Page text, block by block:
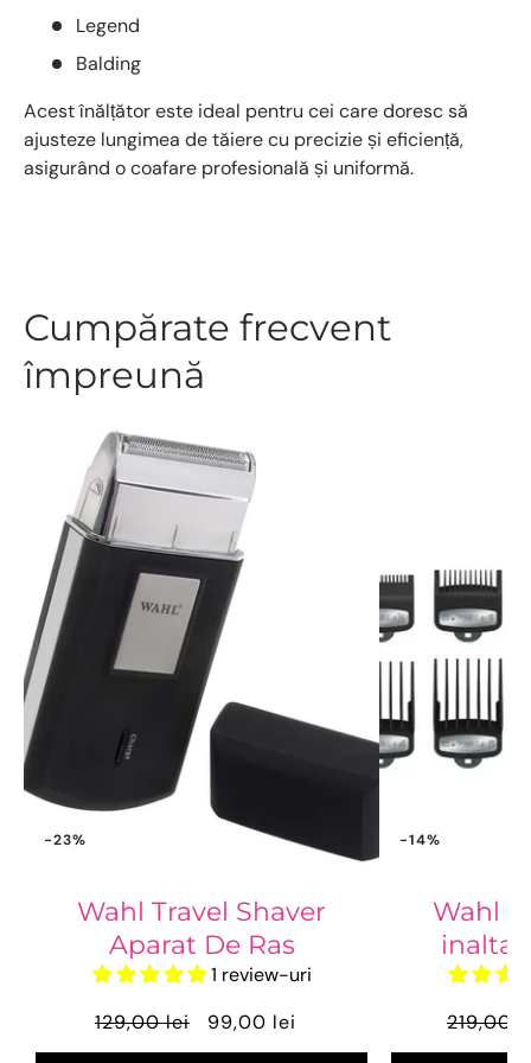
Legend
Balding
Acest înălțător este ideal pentru cei care doresc să
ajusteze lungimea de tăiere cu precizie și eficiență,
asigurând o coafare profesională și uniformă.
Cumpărate frecvent
împreună
-23%
Wahl Travel Shaver
Aparat De Ras
1 review-uri
129,00 lei
99,00 lei
-14%
Wahl
219,00